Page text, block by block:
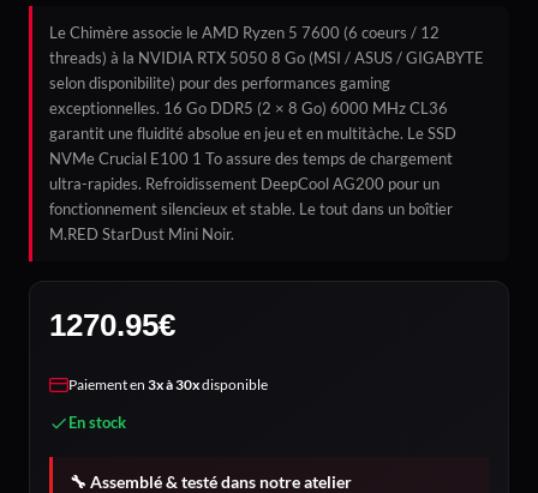
Le Chimère associe le AMD Ryzen 5 7600 (6 coeurs / 12
threads) à la NVIDIA RTX 5050 8 Go (MSI / ASUS / GIGABYTE
selon disponibilite) pour des performances gaming
exceptionnelles. 16 Go DDR5 (2 × 8 Go) 6000 MHz CL36
garantit une fluidité absolue en jeu et en multitàche. Le SSD
NVMe Crucial E100 1 To assure des temps de chargement
ultra-rapides. Refroidissement DeepCool AG200 pour un
fonctionnement silencieux et stable. Le tout dans un boîtier
M.RED StarDust Mini Noir.
1270.95€
Paiement en 3x à 30xdisponible
En stock
🔧 Assemblé & testé dans notre atelier